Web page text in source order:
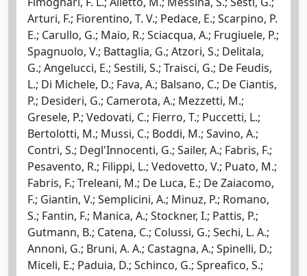
Arturi, F.; Fiorentino, T. V.; Pedace, E.; Scarpino, P.
E.; Carullo, G.; Maio, R.; Sciacqua, A.; Frugiuele, P.;
Spagnuolo, V.; Battaglia, G.; Atzori, S.; Delitala,
G.; Angelucci, E.; Sestili, S.; Traisci, G.; De Feudis,
L.; Di Michele, D.; Fava, A.; Balsano, C.; De Ciantis,
P.; Desideri, G.; Camerota, A.; Mezzetti, M.;
Gresele, P.; Vedovati, C.; Fierro, T.; Puccetti, L.;
Bertolotti, M.; Mussi, C.; Boddi, M.; Savino, A.;
Contri, S.; Degl'Innocenti, G.; Sailer, A.; Fabris, F.;
Pesavento, R.; Filippi, L.; Vedovetto, V.; Puato, M.;
Fabris, F.; Treleani, M.; De Luca, E.; De Zaiacomo,
F.; Giantin, V.; Semplicini, A.; Minuz, P.; Romano,
S.; Fantin, F.; Manica, A.; Stockner, I.; Pattis, P.;
Gutmann, B.; Catena, C.; Colussi, G.; Sechi, L. A.;
Annoni, G.; Bruni, A. A.; Castagna, A.; Spinelli, D.;
Miceli, E.; Paduia, D.; Schinco, G.; Spreafico, S.;